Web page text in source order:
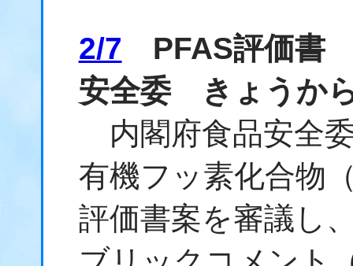
2/7 PFAS評価書
安全委 きょうか
内閣府食品安全
有機フッ素化合物
評価書案を審議し